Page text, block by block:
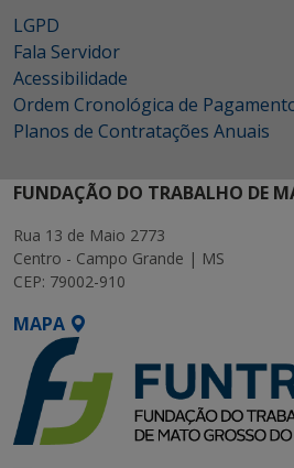
LGPD
Fala Servidor
Acessibilidade
Ordem Cronológica de
Planos de Contratações Anuais
FUNDAÇÃO DO TRABALHO DE
Rua 13 de Maio 2773
Centro - Campo Grande | MS
CEP: 79002-910
MAPA